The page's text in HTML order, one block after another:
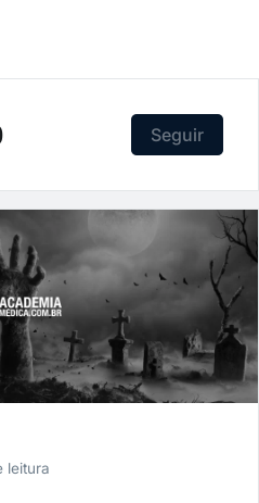
Seguir
leitura